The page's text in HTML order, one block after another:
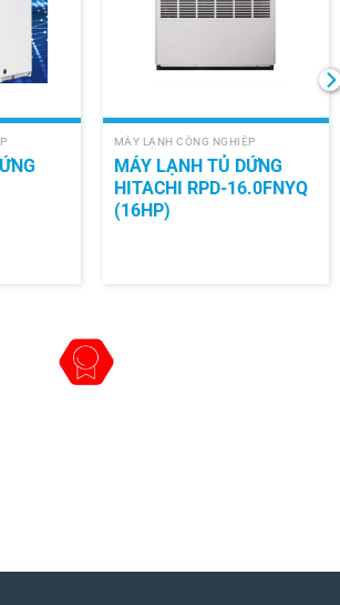
MÁY LẠNH CÔNG NGHIỆP
MÁY LẠNH TỦ DỨNG
HITACHI RPD-16.0FNYQ
(16HP)